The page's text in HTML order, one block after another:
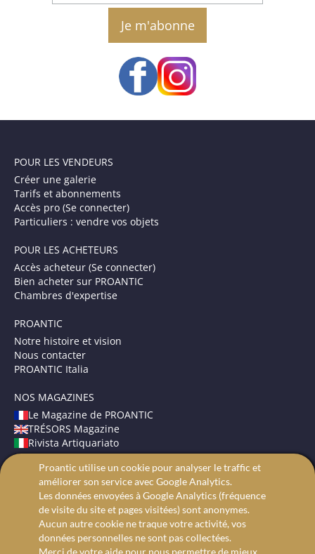
email
POUR LES VENDEURS
Créer une galerie
Tarifs et abonnements
Accès pro (Se connecter)
Particuliers : vendre vos objets
POUR LES ACHETEURS
Accès acheteur (Se connecter)
Bien acheter sur PROANTIC
Chambres d'expertise
PROANTIC
Notre histoire et vision
Nous contacter
PROANTIC Italia
NOS MAGAZINES
Le Magazine de PROANTIC
TRÉSORS Magazine
Rivista Artiquariato
CONDITIONS GÉNÉRALES
Mentions légales
Protection des données
Recherche avancée
Proantic utilise un cookie pour analyser le traffic et
améliorer son service avec Google Analytics.
Les données envoyées à Google Analytics (fréquence
de visite du site et pages visitées) sont anonymes.
Aucun autre cookie ne traque votre activité, vos
données personnelles ne sont pas collectées.
Merci de votre aide pour nous permettre de mieux